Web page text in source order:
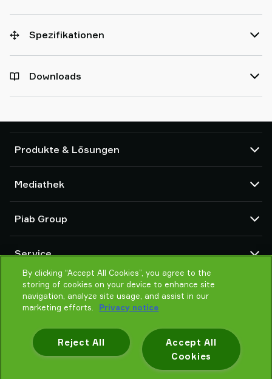
Spezifikationen
Downloads
Produkte & Lösungen
Saugnäpfe und Soft-Gripper
Komponenten des Robot End Of Arm Tooling (EOAT)
Roboter- und Cobot-Greiflösungen
System- und Lösungszubehör
Vakuumförderer für Pulver und Schüttgut
Mediathek
Produktkonfigurator
Allgemeine Verkaufsbedingungen
Datenschutzrichtlinie
Piab Group
Globale Organisation
Verhaltenskodex
Neuheiten
Karrieren
Service
Kontakt
Partner Netzwerk
Auswahlhilfe
By clicking “Accept All Cookies”, you agree to the
storing of cookies on your device to enhance site
navigation, analyze site usage, and assist in our
marketing efforts.
Privacy notice
Accept All
Cookies
Reject All